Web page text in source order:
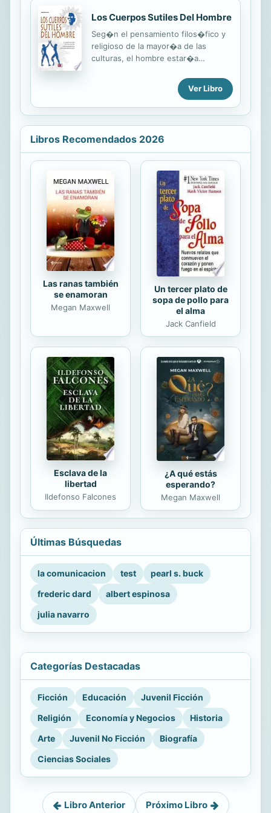
Los Cuerpos Sutiles Del Hombre
Seg�n el pensamiento filos�fico y
religioso de la mayor�a de las
culturas, el hombre estar�a
alma y esp�ritu. El cuerpo se
organiza en niveles que parten de
las c�lulas para llegar hasta los
�rganos, aparatos y sistemas,
alma, desarrollar las actividades
vitales. La tarea del alma es conocer
el mundo exterior y permitir que el
hombre piense y quiera. Por �ltimo,
a trav�s del esp�ritu, el hombre se
revela a s� mismo un mundo m�s
elevado que los otros dos. Cuerpo
f�sico, doble et�rico, cuerpo...
Ver Libro
Libros Recomendados 2026
Las ranas también
se enamoran
Megan Maxwell
Un tercer plato de
sopa de pollo para
el alma
Jack Canfield
Esclava de la
libertad
Ildefonso Falcones
¿A qué estás
esperando?
Megan Maxwell
Últimas Búsquedas
la comunicacion test
pearl s. buck
frederic dard
albert espinosa
julia navarro
Categorías Destacadas
Ficción Educación
Juvenil Ficción
Religión
Economía y Negocios
Historia
Arte
Juvenil No Ficción
Biografía
Ciencias Sociales
Libro Anterior Próximo Libro